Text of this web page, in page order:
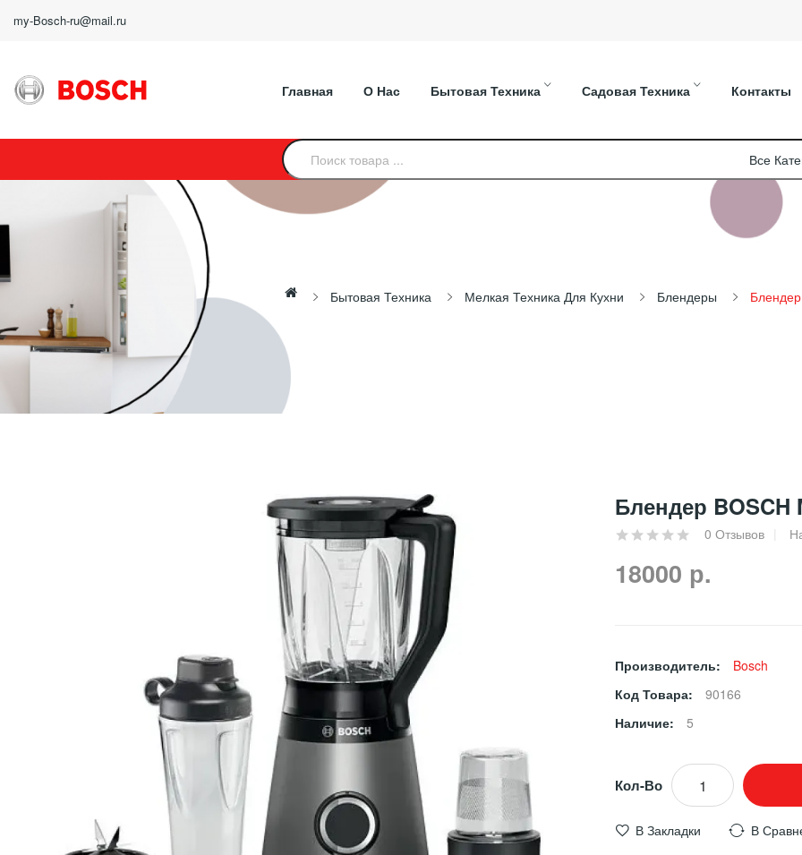
my-Bosch-ru@mail.ru
Главная О Нас Бытовая Техника Садовая Техника Контакты
Бытовая Техника Мелкая Техника Для Кухни Блендеры
Блендер BOSCH
0 Отзывов
18000 р.
Производитель:
Bosch
Код Товара:
90166
Наличие:
5
Кол-Во
В Закладки В